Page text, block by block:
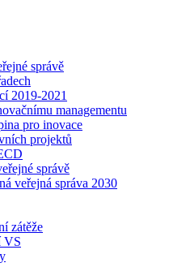
správě
2019-2021
managementu
pro inovace
projektů
správě
veřejná správa 2030
zátěže
VS